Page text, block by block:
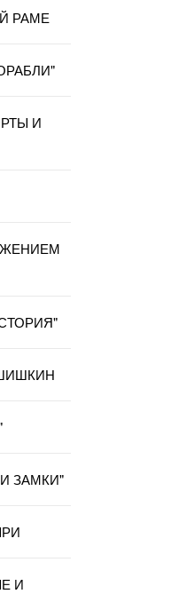
РАМЕ
И
ЗАМКИ"
И